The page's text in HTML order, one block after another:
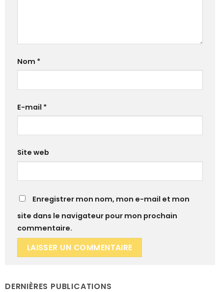
DERNIÈRES PUBLICATIONS
Nom *
E-mail *
Site web
Enregistrer mon nom, mon e-mail et mon
site dans le navigateur pour mon prochain
commentaire.